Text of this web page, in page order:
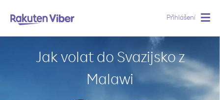
Přihlášení
Jak volat do Svazijsko z
Malawi